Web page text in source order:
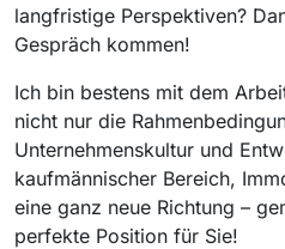
langfristige Perspektiven?
Gespräch kommen!
Ich bin bestens mit dem
nicht nur die
Unternehmenskultur und
kaufmännischer Bereich,
eine ganz neue Richtung –
perfekte Position für Sie!